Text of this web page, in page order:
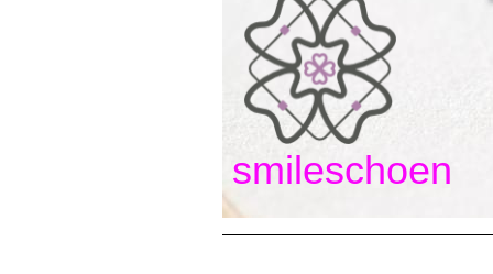
smileschoen